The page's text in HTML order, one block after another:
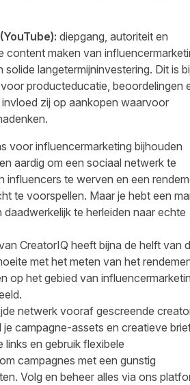
diepgang, autoriteit en
content maken van
solide langetermijninvestering. Dit is
producteducatie, beoordelingen
zij op aankopen waarvoor
voor influencermarketing bijhouden
aardig om een sociaal netwerk te
influencers te werven en een
te voorspellen. Maar je hebt een
te herleiden naar echte
CreatorIQ heeft bijna de helft van
met het meten van het
op het gebied van
netwerk vooraf gescreende
je campagne-assets en creatieve
links en gebruik flexibele
campagnes met een gunstig
Volg en beheer alles via ons